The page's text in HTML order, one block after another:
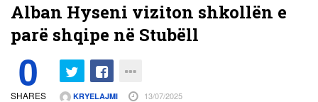
Alban Hyseni viziton shkollën e
parë shqipe në Stubëll
0
SHARES KRYELAJMI 13/07/2025